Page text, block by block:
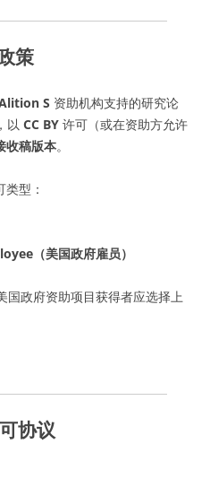
策
S 资助机构支持的研究论
以 CC BY 许可（或在资助方允许
收稿版本。
型：
（美国政府雇员）
国政府资助项目获得者应选择上
协议